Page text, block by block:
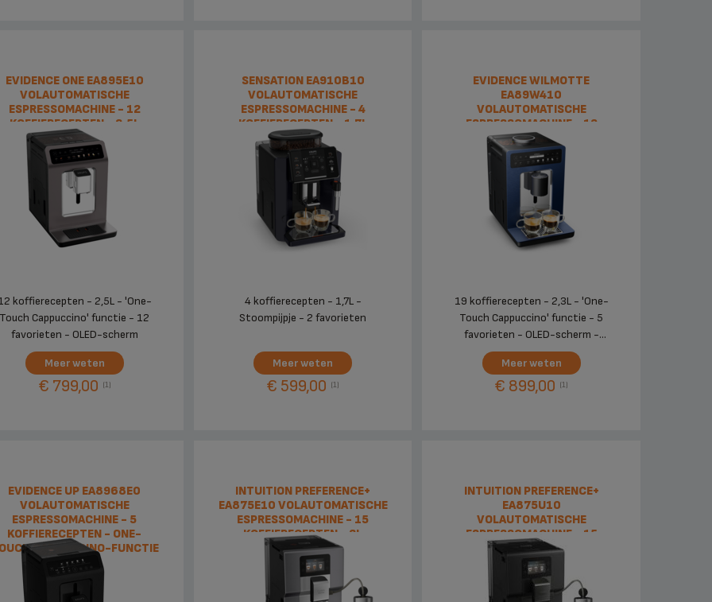
EVIDENCE ONE EA895E10
VOLAUTOMATISCHE
ESPRESSOMACHINE - 12
KOFFIERECEPTEN - 2,5L
koffierecepten - 2,5L - 'One-
Touch Cappuccino' functie - 12
favorieten - OLED-scherm
Meer weten
€ 799,00 (1)
SENSATION EA910B10
VOLAUTOMATISCHE
ESPRESSOMACHINE - 4
KOFFIERECEPTEN - 1,7L
4 koffierecepten - 1,7L -
Stoompijpje - 2 favorieten
Meer weten
€ 599,00 (1)
EVIDENCE WILMOTTE
EA89W410
VOLAUTOMATISCHE
ESPRESSOMACHINE - 19
KOFFIERECEPTEN - 2,3L
19 koffierecepten - 2,3L - 'One-
Touch Cappuccino' functie - 5
favorieten - OLED-scherm -
Limited Edition
Meer weten
€ 899,00 (1)
EVIDENCE UP EA8968E0
VOLAUTOMATISCHE
ESPRESSOMACHINE - 5
KOFFIERECEPTEN - ONE-
CAPPUCCINO-FUNCTIE
INTUITION PREFERENCE+
EA875E10 VOLAUTOMATISCHE
ESPRESSOMACHINE - 15
KOFFIERECEPTEN - 3L
INTUITION PREFERENCE+
EA875U10
VOLAUTOMATISCHE
ESPRESSOMACHINE - 15
KOFFIERECEPTEN - 3L